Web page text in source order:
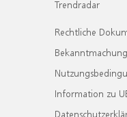
Trendradar
Rechtliche
Information zu